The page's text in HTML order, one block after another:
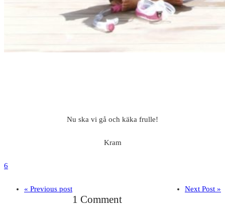
Nu ska vi gå och käka frulle!
Kram
6
« Previous post Next Post »
1 Comment